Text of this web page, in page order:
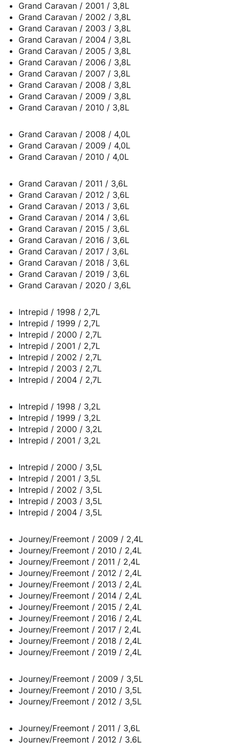
Grand Caravan / 2001 / 3,8L
Grand Caravan / 2002 / 3,8L
Grand Caravan / 2003 / 3,8L
Grand Caravan / 2004 / 3,8L
Grand Caravan / 2005 / 3,8L
Grand Caravan / 2006 / 3,8L
Grand Caravan / 2007 / 3,8L
Grand Caravan / 2008 / 3,8L
Grand Caravan / 2009 / 3,8L
Grand Caravan / 2010 / 3,8L
Grand Caravan / 2008 / 4,0L
Grand Caravan / 2009 / 4,0L
Grand Caravan / 2010 / 4,0L
Grand Caravan / 2011 / 3,6L
Grand Caravan / 2012 / 3,6L
Grand Caravan / 2013 / 3,6L
Grand Caravan / 2014 / 3,6L
Grand Caravan / 2015 / 3,6L
Grand Caravan / 2016 / 3,6L
Grand Caravan / 2017 / 3,6L
Grand Caravan / 2018 / 3,6L
Grand Caravan / 2019 / 3,6L
Grand Caravan / 2020 / 3,6L
Intrepid / 1998 / 2,7L
Intrepid / 1999 / 2,7L
Intrepid / 2000 / 2,7L
Intrepid / 2001 / 2,7L
Intrepid / 2002 / 2,7L
Intrepid / 2003 / 2,7L
Intrepid / 2004 / 2,7L
Intrepid / 1998 / 3,2L
Intrepid / 1999 / 3,2L
Intrepid / 2000 / 3,2L
Intrepid / 2001 / 3,2L
Intrepid / 2000 / 3,5L
Intrepid / 2001 / 3,5L
Intrepid / 2002 / 3,5L
Intrepid / 2003 / 3,5L
Intrepid / 2004 / 3,5L
Journey/Freemont / 2009 / 2,4L
Journey/Freemont / 2010 / 2,4L
Journey/Freemont / 2011 / 2,4L
Journey/Freemont / 2012 / 2,4L
Journey/Freemont / 2013 / 2,4L
Journey/Freemont / 2014 / 2,4L
Journey/Freemont / 2015 / 2,4L
Journey/Freemont / 2016 / 2,4L
Journey/Freemont / 2017 / 2,4L
Journey/Freemont / 2018 / 2,4L
Journey/Freemont / 2019 / 2,4L
Journey/Freemont / 2009 / 3,5L
Journey/Freemont / 2010 / 3,5L
Journey/Freemont / 2012 / 3,5L
Journey/Freemont / 2011 / 3,6L
Journey/Freemont / 2012 / 3,6L